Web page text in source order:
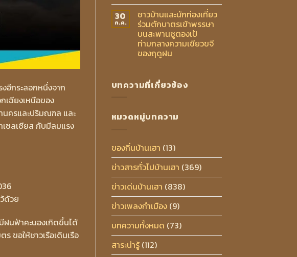
อีกระลอกหนึ่งจาก
เฉียงเหนือของ
นครและปริมณฑล และ
เซลเซียส กับมีลมแรง
ด้วย
ฝนฟ้าคะนองเกิดขึ้นได้
ขอให้ชาวเรือเดินเรือ
30
ก.ค.
ชาวบ้านและนักท่องเที่ยว
ร่วมตักบาตรเข้าพรรษา
บนสะพานซูตองเป้
ท่ามกลางความเขียวขจี
ของฤดูฝน
บทความที่เกี่ยวข้อง
หมวดหมู่บทความ
ของกิ๋นบ้านเฮา (13)
ข่าวสารทั่วไปบ้านเฮา (369)
ข่าวเด่นบ้านเฮา (838)
ข่าวเพลงกำเมือง(9)
บทความทั้งหมด (73)
สาระน่ารู้(112)